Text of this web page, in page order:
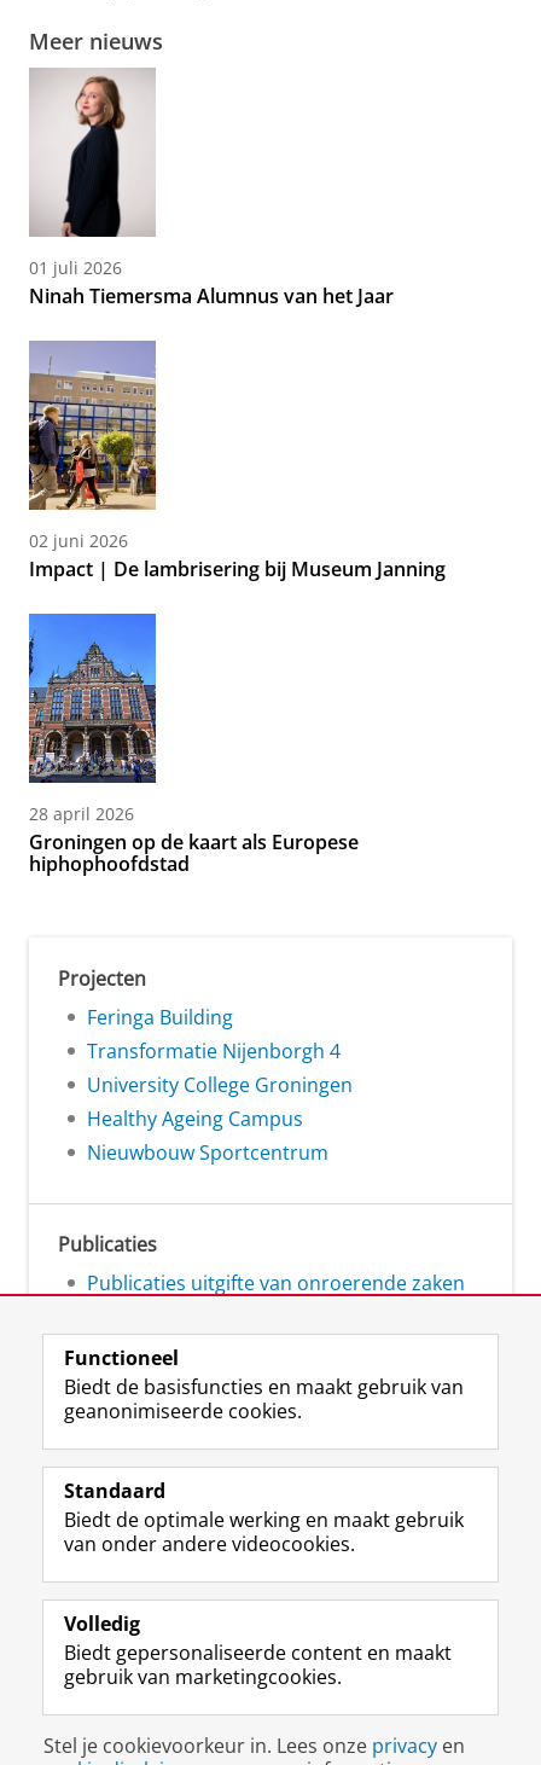
Meer nieuws
01 juli 2026
Ninah Tiemersma Alumnus van het Jaar
02 juni 2026
Impact | De lambrisering bij Museum Janning
28 april 2026
Groningen op de kaart als Europese
hiphophoofdstad
Projecten
Feringa Building
Transformatie Nijenborgh 4
University College Groningen
Healthy Ageing Campus
Nieuwbouw Sportcentrum
Publicaties
Publicaties uitgifte van onroerende zaken
Volg ons op
L
i
k
e
I
-
g
i
Studiekiezers
Alumni
Over ons
Disclaimer & Copyright
Inloggen
Functioneel
Biedt de basisfuncties en maakt gebruik van
geanonimiseerde cookies.
Standaard
Biedt de optimale werking en maakt gebruik
van onder andere videocookies.
Volledig
Biedt gepersonaliseerde content en maakt
gebruik van marketingcookies.
Stel je cookievoorkeur in. Lees onze privacy en